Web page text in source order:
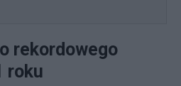
rekordowego
roku